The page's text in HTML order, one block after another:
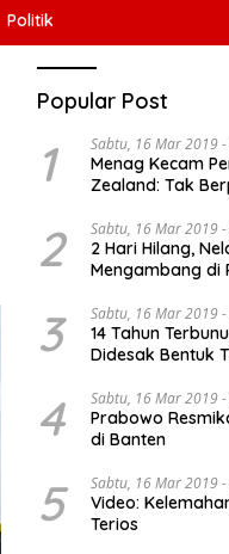
Politik
Popular Post
1 Sabtu, 16 Mar 2019 -
Menag Kecam
Zealand: Tak
2 Sabtu, 16 Mar 2019 -
2 Hari Hilang,
Mengambang di
3 Sabtu, 16 Mar 2019 -
14 Tahun
Didesak Bentuk
4 Sabtu, 16 Mar 2019 -
Prabowo
di Banten
5 Sabtu, 16 Mar 2019 -
Video:
Terios